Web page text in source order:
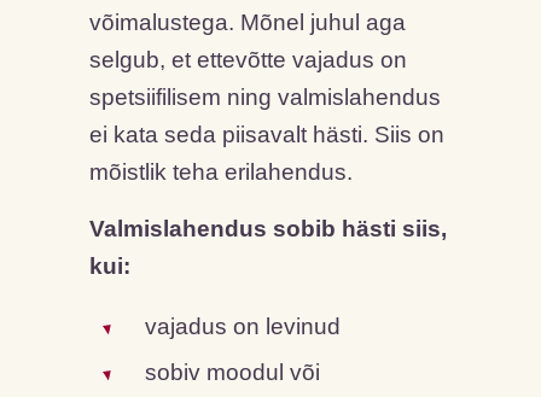
võimalustega. Mõnel juhul aga
selgub, et ettevõtte vajadus on
spetsiifilisem ning valmislahendus
ei kata seda piisavalt hästi. Siis on
mõistlik teha erilahendus.
Valmislahendus sobib hästi siis,
kui:
vajadus on levinud
sobiv moodul või